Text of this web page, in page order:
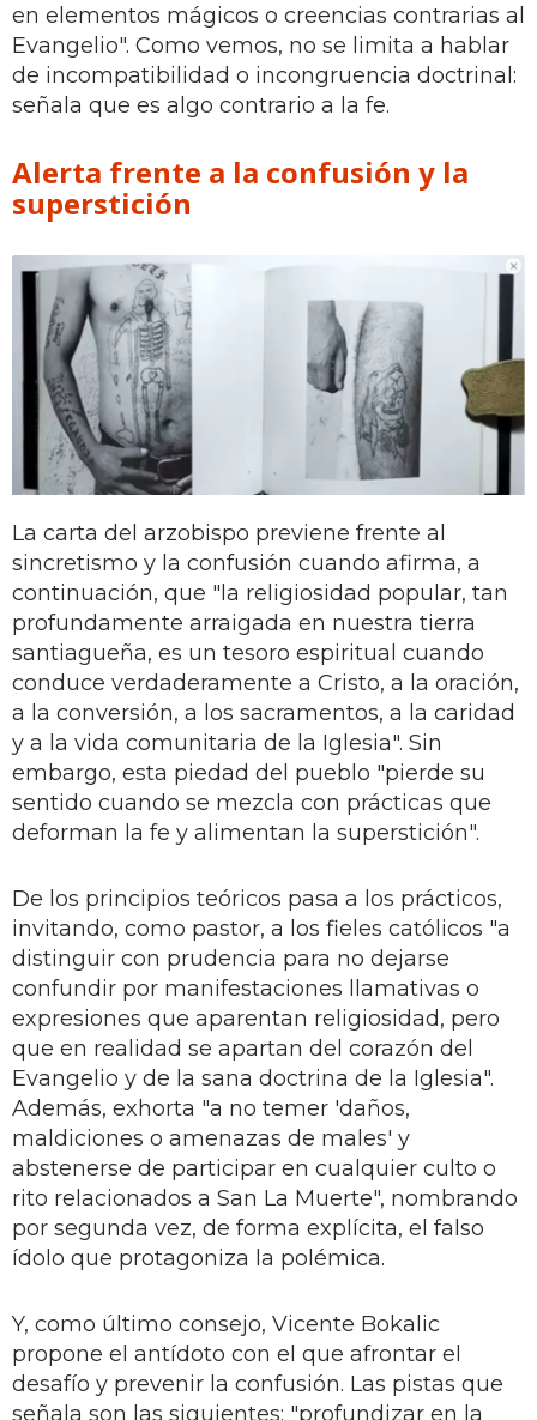
en elementos mágicos o creencias contrarias al
Evangelio". Como vemos, no se limita a hablar
de incompatibilidad o incongruencia doctrinal:
señala que es algo contrario a la fe.
Alerta frente a la confusión y la
superstición
La carta del arzobispo previene frente al
sincretismo y la confusión cuando afirma, a
continuación, que "la religiosidad popular, tan
profundamente arraigada en nuestra tierra
santiagueña, es un tesoro espiritual cuando
conduce verdaderamente a Cristo, a la oración,
a la conversión, a los sacramentos, a la caridad
y a la vida comunitaria de la Iglesia". Sin
embargo, esta piedad del pueblo "pierde su
sentido cuando se mezcla con prácticas que
deforman la fe y alimentan la superstición".
De los principios teóricos pasa a los prácticos,
invitando, como pastor, a los fieles católicos "a
distinguir con prudencia para no dejarse
confundir por manifestaciones llamativas o
expresiones que aparentan religiosidad, pero
que en realidad se apartan del corazón del
Evangelio y de la sana doctrina de la Iglesia".
Además, exhorta "a no temer 'daños,
maldiciones o amenazas de males' y
abstenerse de participar en cualquier culto o
rito relacionados a San La Muerte", nombrando
por segunda vez, de forma explícita, el falso
ídolo que protagoniza la polémica.
Y, como último consejo, Vicente Bokalic
propone el antídoto con el que afrontar el
desafío y prevenir la confusión. Las pistas que
señala son las siguientes: "profundizar en la